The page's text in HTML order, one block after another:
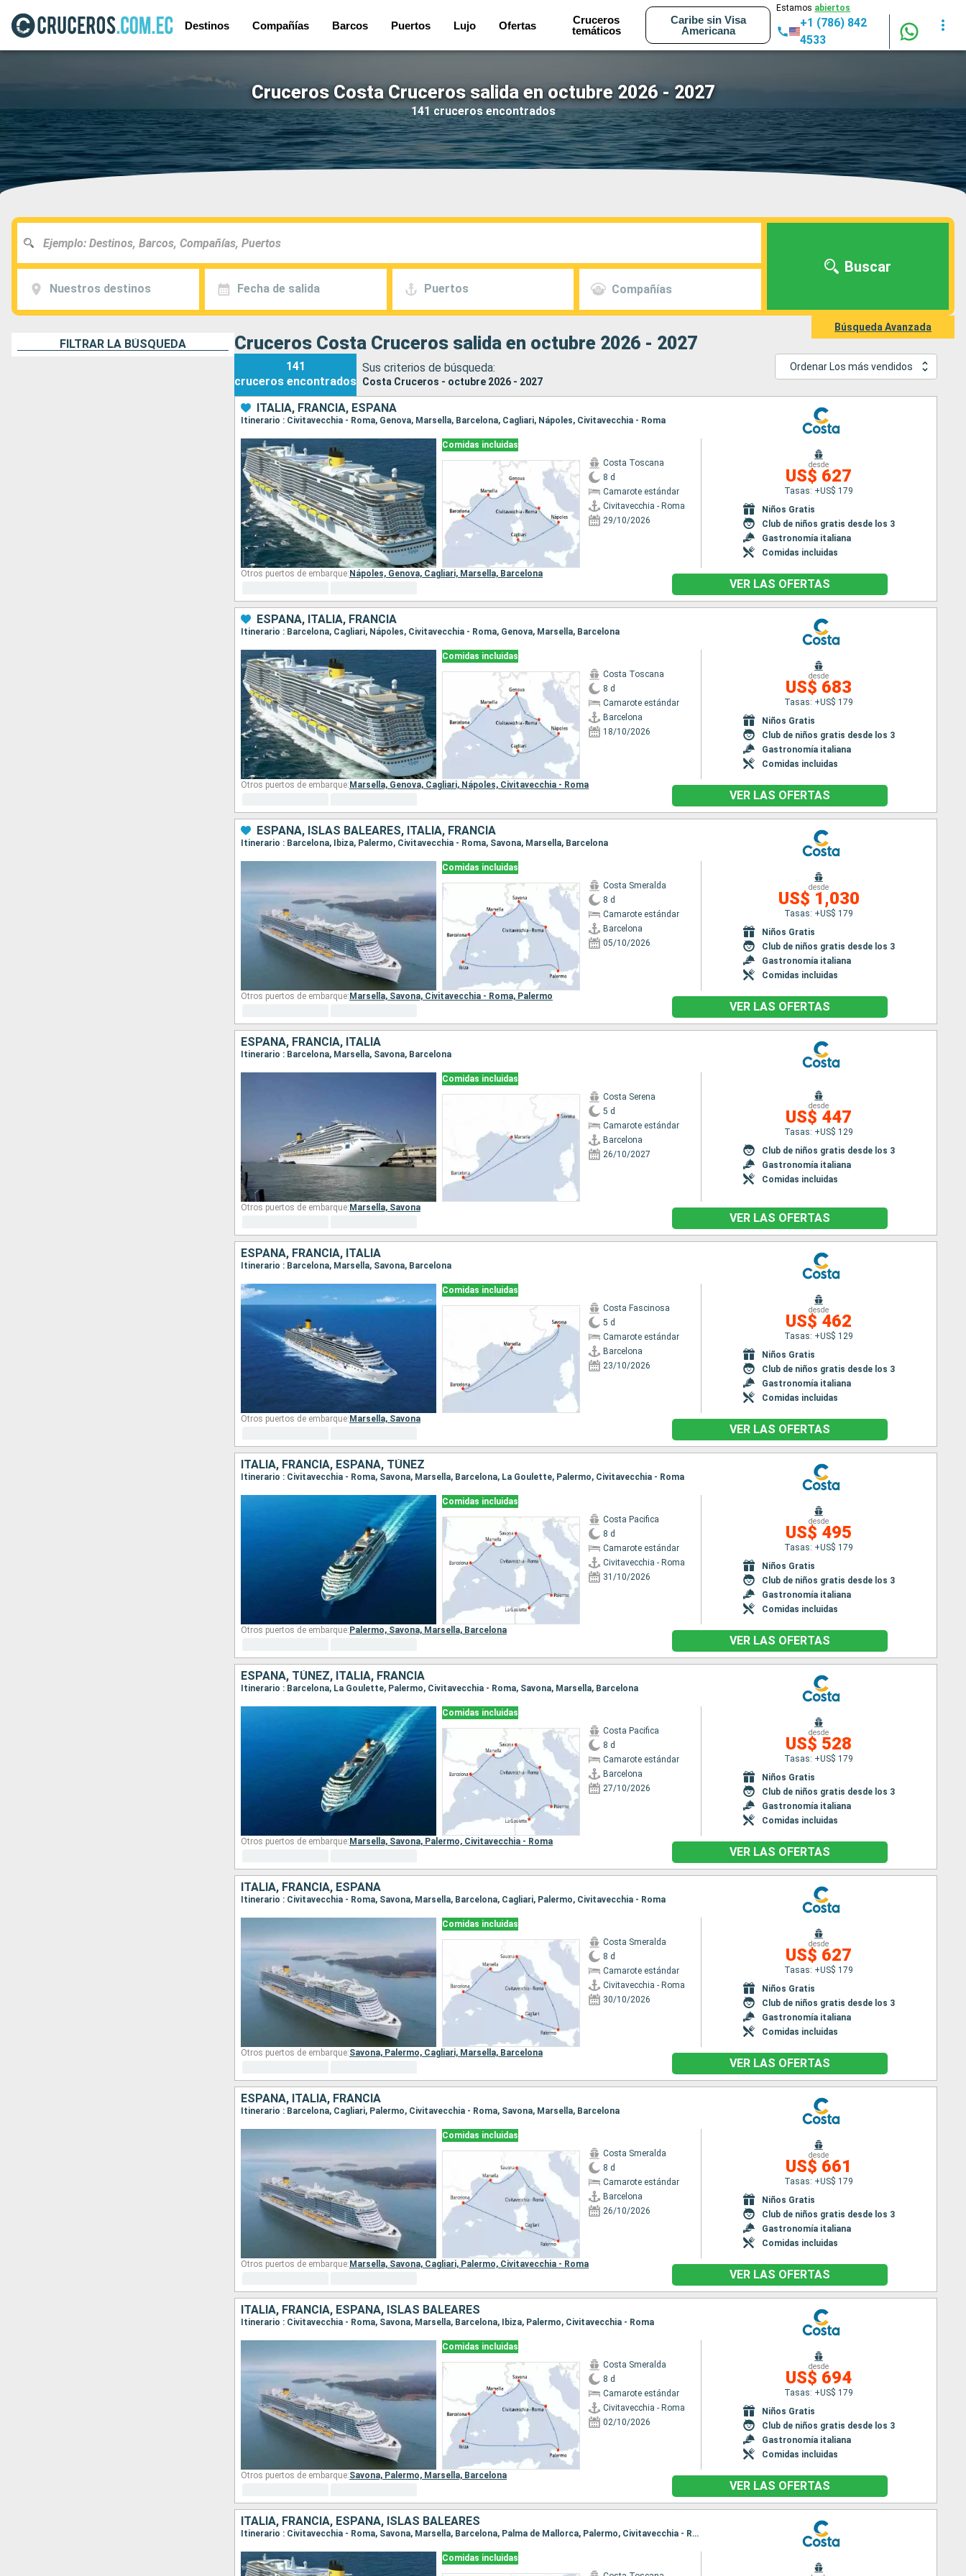
Destinos Compañías Barcos Puertos Lujo Ofertas
Cruceros
temáticos
Caribe sin Visa
Americana
Estamos abiertos
+1 (786) 842
4533
Cruceros Costa Cruceros salida en octubre 2026 - 2027
141 cruceros encontrados
Nuestros destinos Fecha de salida Puertos Compañías
Buscar
Búsqueda Avanzada
FILTRAR LA BÚSQUEDA Cruceros Costa Cruceros salida en octubre 2026 - 2027
141
cruceros encontrados
Sus criterios de búsqueda:
Costa Cruceros - octubre 2026 - 2027
Ordenar Los más vendidos
ITALIA, FRANCIA, ESPAÑA
Itinerario : Civitavecchia - Roma, Genova, Marsella, Barcelona, Cagliari, Nápoles, Civitavecchia - Roma
Comidas incluidas
Costa Toscana
8 d
Camarote estándar
Civitavecchia - Roma
29/10/2026
desde
US$ 627
Tasas: +US$ 179
Niños Gratis
Club de niños gratis desde los 3
Gastronomía italiana
Comidas incluidas
Otros puertos de embarque: Nápoles, Genova, Cagliari, Marsella, Barcelona
VER LAS OFERTAS
ESPAÑA, ITALIA, FRANCIA
Itinerario : Barcelona, Cagliari, Nápoles, Civitavecchia - Roma, Genova, Marsella, Barcelona
Comidas incluidas
Costa Toscana
8 d
Camarote estándar
Barcelona
18/10/2026
desde
US$ 683
Tasas: +US$ 179
Niños Gratis
Club de niños gratis desde los 3
Gastronomía italiana
Comidas incluidas
Otros puertos de embarque: Marsella, Genova, Cagliari, Nápoles, Civitavecchia - Roma
VER LAS OFERTAS
ESPAÑA, ISLAS BALEARES, ITALIA, FRANCIA
Itinerario : Barcelona, Ibiza, Palermo, Civitavecchia - Roma, Savona, Marsella, Barcelona
Comidas incluidas
Costa Smeralda
8 d
Camarote estándar
Barcelona
05/10/2026
desde
US$ 1,030
Tasas: +US$ 179
Niños Gratis
Club de niños gratis desde los 3
Gastronomía italiana
Comidas incluidas
Otros puertos de embarque: Marsella, Savona, Civitavecchia - Roma, Palermo
VER LAS OFERTAS
ESPAÑA, FRANCIA, ITALIA
Itinerario : Barcelona, Marsella, Savona, Barcelona
Comidas incluidas
Costa Serena
5 d
Camarote estándar
Barcelona
26/10/2027
desde
US$ 447
Tasas: +US$ 129
Club de niños gratis desde los 3
Gastronomía italiana
Comidas incluidas
Otros puertos de embarque: Marsella, Savona
VER LAS OFERTAS
ESPAÑA, FRANCIA, ITALIA
Itinerario : Barcelona, Marsella, Savona, Barcelona
Comidas incluidas
Costa Fascinosa
5 d
Camarote estándar
Barcelona
23/10/2026
desde
US$ 462
Tasas: +US$ 129
Niños Gratis
Club de niños gratis desde los 3
Gastronomía italiana
Comidas incluidas
Otros puertos de embarque: Marsella, Savona
VER LAS OFERTAS
ITALIA, FRANCIA, ESPAÑA, TÚNEZ
Itinerario : Civitavecchia - Roma, Savona, Marsella, Barcelona, La Goulette, Palermo, Civitavecchia - Roma
Comidas incluidas
Costa Pacifica
8 d
Camarote estándar
Civitavecchia - Roma
31/10/2026
desde
US$ 495
Tasas: +US$ 179
Niños Gratis
Club de niños gratis desde los 3
Gastronomía italiana
Comidas incluidas
Otros puertos de embarque: Palermo, Savona, Marsella, Barcelona
VER LAS OFERTAS
ESPAÑA, TÚNEZ, ITALIA, FRANCIA
Itinerario : Barcelona, La Goulette, Palermo, Civitavecchia - Roma, Savona, Marsella, Barcelona
Comidas incluidas
Costa Pacifica
8 d
Camarote estándar
Barcelona
27/10/2026
desde
US$ 528
Tasas: +US$ 179
Niños Gratis
Club de niños gratis desde los 3
Gastronomía italiana
Comidas incluidas
Otros puertos de embarque: Marsella, Savona, Palermo, Civitavecchia - Roma
VER LAS OFERTAS
ITALIA, FRANCIA, ESPAÑA
Itinerario : Civitavecchia - Roma, Savona, Marsella, Barcelona, Cagliari, Palermo, Civitavecchia - Roma
Comidas incluidas
Costa Smeralda
8 d
Camarote estándar
Civitavecchia - Roma
30/10/2026
desde
US$ 627
Tasas: +US$ 179
Niños Gratis
Club de niños gratis desde los 3
Gastronomía italiana
Comidas incluidas
Otros puertos de embarque:Savona, Palermo, Cagliari, Marsella, Barcelona
VER LAS OFERTAS
ESPAÑA, ITALIA, FRANCIA
Itinerario : Barcelona, Cagliari, Palermo, Civitavecchia - Roma, Savona, Marsella, Barcelona
Comidas incluidas
Costa Smeralda
8 d
Camarote estándar
Barcelona
26/10/2026
desde
US$ 661
Tasas: +US$ 179
Niños Gratis
Club de niños gratis desde los 3
Gastronomía italiana
Comidas incluidas
Otros puertos de embarque: Marsella, Savona, Cagliari, Palermo, Civitavecchia - Roma
VER LAS OFERTAS
ITALIA, FRANCIA, ESPAÑA, ISLAS BALEARES
Itinerario : Civitavecchia - Roma, Savona, Marsella, Barcelona, Ibiza, Palermo, Civitavecchia - Roma
Comidas incluidas
Costa Smeralda
8 d
Camarote estándar
Civitavecchia - Roma
02/10/2026
desde
US$ 694
Tasas: +US$ 179
Niños Gratis
Club de niños gratis desde los 3
Gastronomía italiana
Comidas incluidas
Otros puertos de embarque:Savona, Palermo, Marsella, Barcelona
VER LAS OFERTAS
ITALIA, FRANCIA, ESPAÑA, ISLAS BALEARES
Itinerario : Civitavecchia - Roma, Savona, Marsella, Barcelona, Palma de Mallorca, Palermo, Civitavecchia - Roma
Comidas incluidas